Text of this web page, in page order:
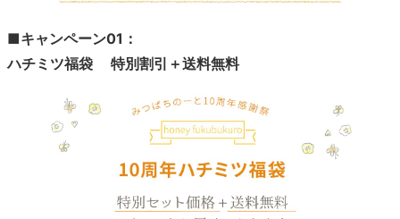
■キャンペーン01：
ハチミツ福袋 特別割引＋送料無料